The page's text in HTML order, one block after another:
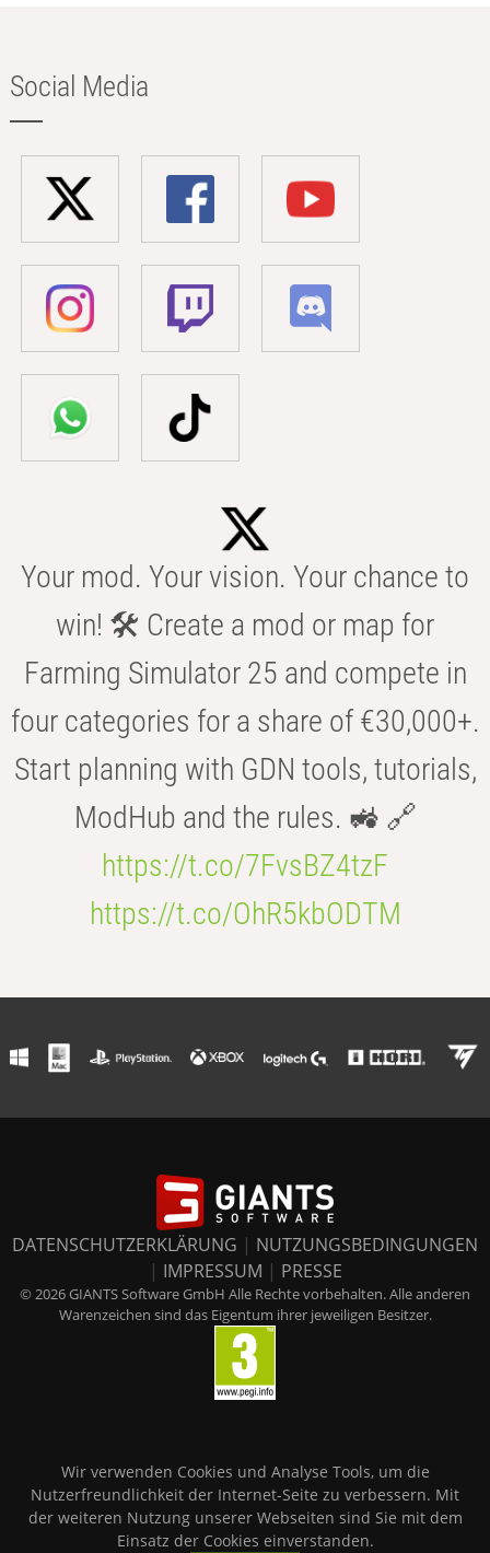
Social Media
Your mod. Your vision. Your chance to
win! 🛠️ Create a mod or map for
Farming Simulator 25 and compete in
four categories for a share of €30,000+.
Start planning with GDN tools, tutorials,
ModHub and the rules. 🚜 🔗
https://t.co/7FvsBZ4tzF
https://t.co/OhR5kbODTM
DATENSCHUTZERKLÄRUNG | NUTZUNGSBEDINGUNGEN
| IMPRESSUM | PRESSE
© 2026 GIANTS Software GmbH Alle Rechte vorbehalten. Alle anderen
Warenzeichen sind das Eigentum ihrer jeweiligen Besitzer.
Wir verwenden Cookies und Analyse Tools, um die
Nutzerfreundlichkeit der Internet-Seite zu verbessern. Mit
der weiteren Nutzung unserer Webseiten sind Sie mit dem
Einsatz der Cookies einverstanden.